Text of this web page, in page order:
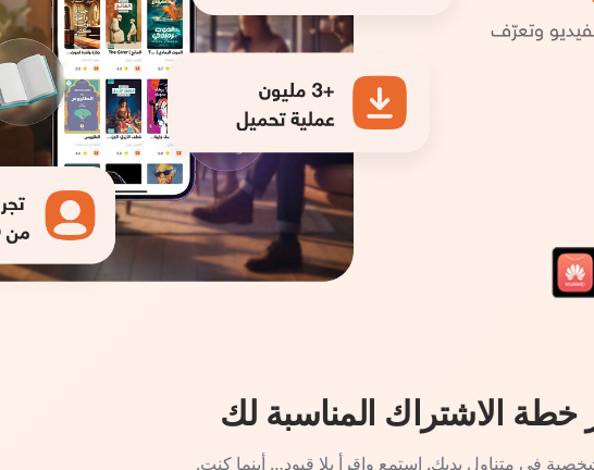
خطة الاشتراك المناسبة لك
في متناول يديك. استمع واقرأ بلا قيود… أينما كنت.